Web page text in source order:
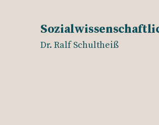
Dr. Ralf Schultheiß